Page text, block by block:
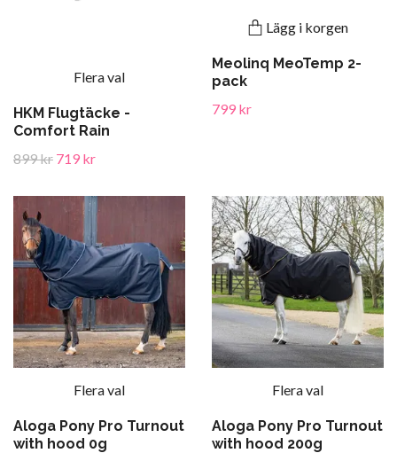
Flera val
HKM Flugtäcke -
Comfort Rain
899 kr 719 kr
Lägg i korgen
Meolinq MeoTemp 2-
pack
799 kr
Flera val
Aloga Pony Pro Turnout
with hood 0g
Flera val
Aloga Pony Pro Turnout
with hood 200g